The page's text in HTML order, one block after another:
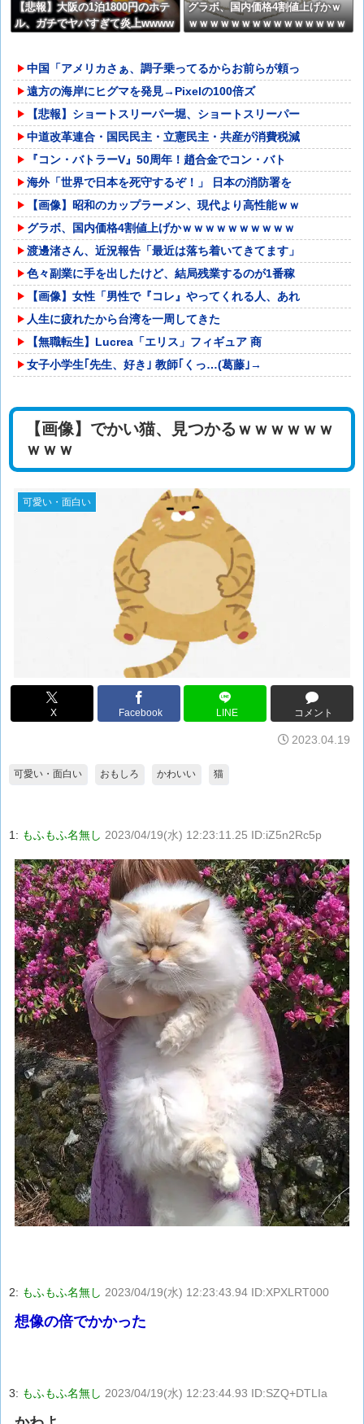
【悲報】大阪の1泊1800円のホテ
ル、ガチでヤバすぎて炎上wwww
グラボ、国内価格4割値上げかｗ
ｗｗｗｗｗｗｗｗｗｗｗｗｗｗｗ
中国「アメリカさぁ、調子乗ってるからお前らが頼っ
遠方の海岸にヒグマを発見→Pixelの100倍ズ
【悲報】ショートスリーパー堀、ショートスリーパー
中道改革連合・国民民主・立憲民主・共産が消費税減
『コン・バトラーV』50周年！趙合金でコン・バト
海外「世界で日本を死守するぞ！」 日本の消防署を
【画像】昭和のカップラーメン、現代より高性能ｗｗ
グラボ、国内価格4割値上げかｗｗｗｗｗｗｗｗｗｗ
渡邊渚さん、近況報告「最近は落ち着いてきてます」
色々副業に手を出したけど、結局残業するのが1番稼
【画像】女性「男性で『コレ』やってくれる人、あれ
人生に疲れたから台湾を一周してきた
【無職転生】Lucrea「エリス」フィギュア 商
女子小学生｢先生、好き｣ 教師｢くっ…(葛藤｣→
【画像】でかい猫、見つかるｗｗｗｗｗｗ
ｗｗｗ
可愛い・面白い
X Facebook LINE コメント
2023.04.19
可愛い・面白い おもしろ かわいい 猫
1: もふもふ名無し 2023/04/19(水) 12:23:11.25 ID:iZ5n2Rc5p
2: もふもふ名無し 2023/04/19(水) 12:23:43.94 ID:XPXLRT000
想像の倍でかかった
3: もふもふ名無し 2023/04/19(水) 12:23:44.93 ID:SZQ+DTLIa